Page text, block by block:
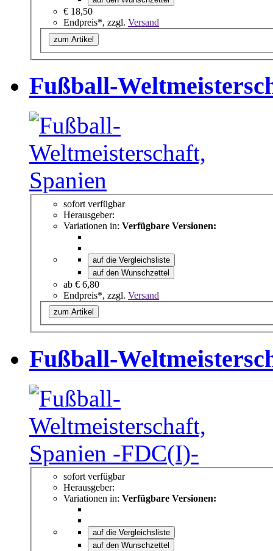
€ 18,50
Endpreis*, zzgl. Versand
zum Artikel
Fußball-
sofort verfügbar
Herausgeber:
Variationen in: Verfügbare Versionen:
auf die Vergleichsliste
auf den Wunschzettel
ab € 6,80
Endpreis*, zzgl. Versand
zum Artikel
Fußball-
sofort verfügbar
Herausgeber:
Variationen in: Verfügbare Versionen:
auf die Vergleichsliste
auf den Wunschzettel